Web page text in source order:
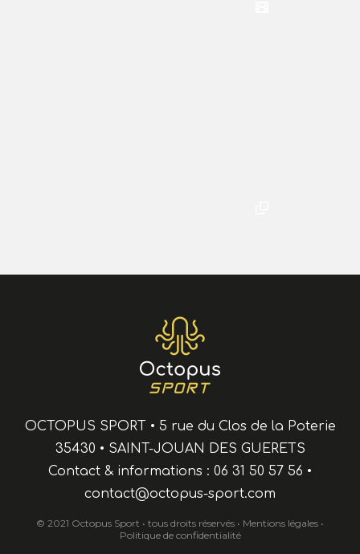
OCTOPUS SPORT • 5 rue du Clos de la Poterie
35430 • SAINT-JOUAN DES GUERETS
Contact & informations : 06 31 50 57 56 •
contact@octopus-sport.com
© 2021 Octopus Sport • tous droits réservés • Mentions légales •
Politique de confidentialité